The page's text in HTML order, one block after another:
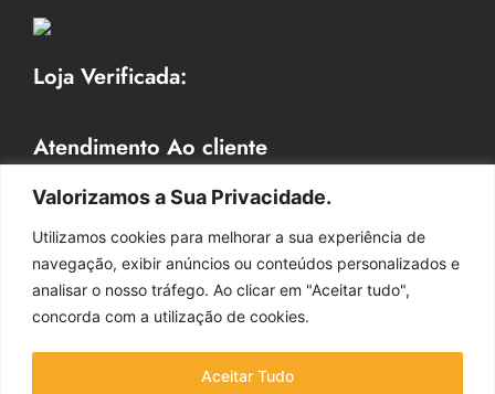
Valorizamos a Sua Privacidade.
Utilizamos cookies para melhorar a sua experiência de
navegação, exibir anúncios ou conteúdos personalizados e
analisar o nosso tráfego. Ao clicar em "Aceitar tudo",
concorda com a utilização de cookies.
Aceitar Tudo
Loja Verificada:
Atendimento Ao cliente
Horário de Atendimento
Segunda a Sexta 09hr às 18 hr
Contato: (41) 9 9732-2156
Whatsapp: (41) 9 9732-2156
E-mail: vendasdecoralle@gmail.com